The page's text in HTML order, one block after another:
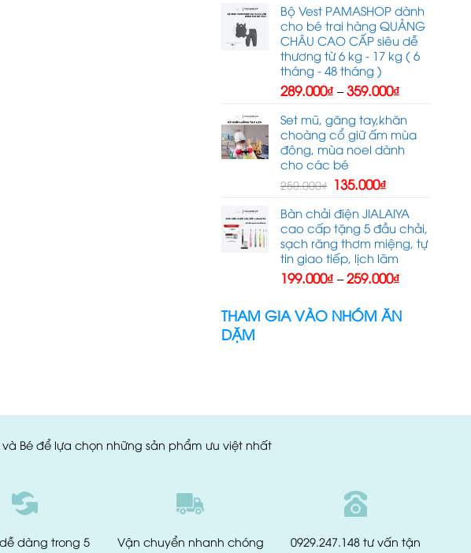
từ
509.000₫
đến
609.000₫
Bộ Vest PAMASHOP dành
cho bé trai hàng QUẢNG
CHÂU CAO CẤP siêu dễ
thương từ 6 kg - 17 kg ( 6
tháng - 48 tháng )
289.000₫ – 359.000₫
từ
289.000₫
đến
Set mũ, găng tay,khăn
choàng cổ giữ ấm mùa
đông, mùa noel dành
cho các bé
250.000₫ Giá
là:
250.000₫.
135.000₫
tại
là:
135.000₫.
Bàn chải điện JIALAIYA
cao cấp tặng 5 đầu chải,
sạch răng thơm miệng, tự
tin giao tiếp, lịch lãm
199.000₫ – 259.000₫
199.000₫
THAM GIA VÀO NHÓM ĂN
DẶM
và Bé để lựa chọn những sản phẩm ưu việt nhất
dàng trong 5 Vận chuyển nhanh chóng 0929.247.148 tư vấn tận